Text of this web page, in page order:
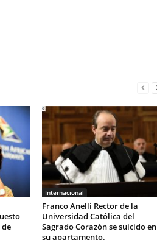
Internacional
Franco Anelli Rector de la
Universidad Católica del
Sagrado Corazón se suicido en
su apartamento.